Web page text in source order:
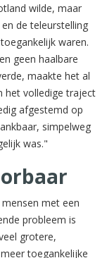
wilde, maar
de teleurstelling
waren.
geen haalbare
maakte het al
het volledige traject
afgestemd op
simpelweg
was."
met een
probleem is
grotere,
toegankelijke